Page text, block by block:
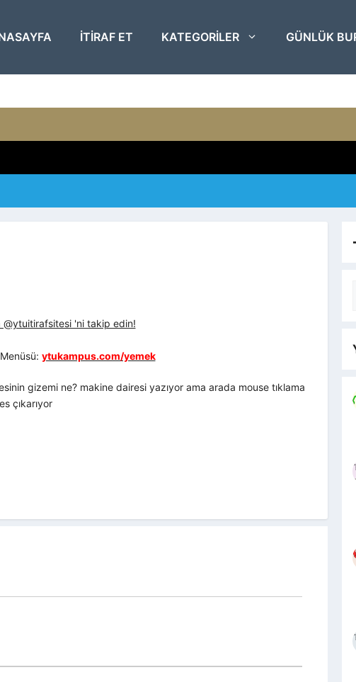
ITIRAF ET KATEGORILER GÜNLÜK
@ytuitirafsitesi 'ni takip edin!
ytukampus.com/yemek
gizemi ne? makine dairesi yazıyor ama arada mouse tıklama
çıkarıyor